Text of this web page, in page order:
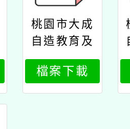
桃園市大成
自造教育及
科技中心辦
理114年2月
份教師研習
檔案下載